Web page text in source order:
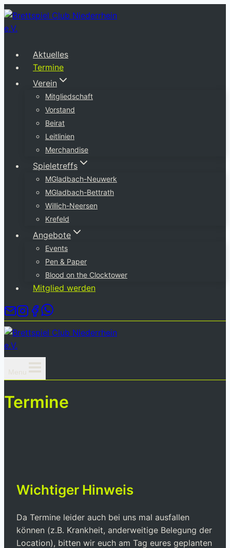
Zum
Inhalt
springen
Aktuelles
Termine
Verein
Mitgliedschaft
Vorstand
Beirat
Leitlinien
Merchandise
Spieletreffs
MGladbach-Neuwerk
MGladbach-Bettrath
Willich-Neersen
Krefeld
Angebote
Events
Pen & Paper
Blood on the Clocktower
Mitglied werden
Menu
Termine
Wichtiger Hinweis
Da Termine leider auch bei uns mal ausfallen
können (z.B. Krankheit, anderweitige Belegung der
Location), bitten wir euch am Tag eures geplanten